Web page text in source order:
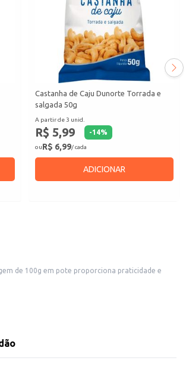
Castanha de Caju Dunorte Torrada e
salgada 50g
A partir de 3 unid.
R$ 5,99 -14%
ouR$ 6,99/ cada
ADICIONAR
de 100g em pote proporciona praticidade e